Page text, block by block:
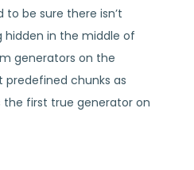
to be sure there isn’t
hidden in the middle of
generators on the
chunks as
the first true generator on